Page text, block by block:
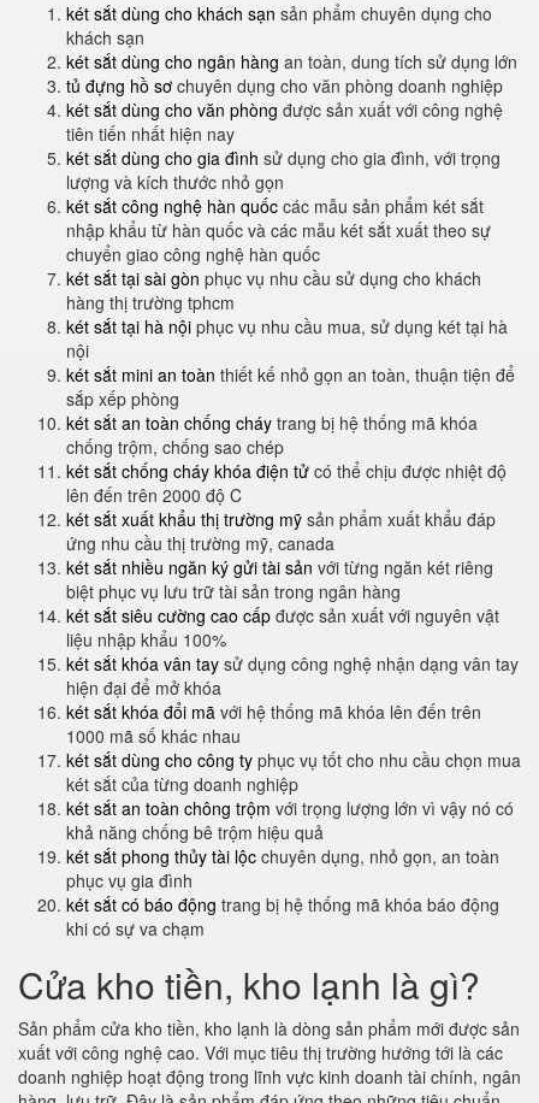
két sắt dùng cho khách sạn sản phẩm chuyên dụng cho
khách sạn
két sắt dùng cho ngân hàng an toàn, dung tích sử dụng lớn
tủ đựng hồ sơ chuyên dụng cho văn phòng doanh nghiệp
két sắt dùng cho văn phòng được sản xuất với công nghệ
tiên tiến nhất hiện nay
két sắt dùng cho gia đình sử dụng cho gia đình, với trọng
lượng và kích thước nhỏ gọn
két sắt công nghệ hàn quốc các mẫu sản phẩm két sắt
nhập khẩu từ hàn quốc và các mẫu két sắt xuất theo sự
chuyển giao công nghệ hàn quốc
két sắt tại sài gòn phục vụ nhu cầu sử dụng cho khách
hàng thị trường tphcm
két sắt tại hà nội phục vụ nhu cầu mua, sử dụng két tại hà
nội
két sắt mini an toàn thiết kế nhỏ gọn an toàn, thuận tiện để
sắp xếp phòng
két sắt an toàn chống cháy trang bị hệ thống mã khóa
chống trộm, chống sao chép
két sắt chống cháy khóa điện tử có thể chịu được nhiệt độ
lên đến trên 2000 độ C
két sắt xuất khẩu thị trường mỹ sản phẩm xuất khẩu đáp
ứng nhu cầu thị trường mỹ, canada
két sắt nhiều ngăn ký gửi tài sản với từng ngăn két riêng
biệt phục vụ lưu trữ tài sản trong ngân hàng
két sắt siêu cường cao cấp được sản xuất với nguyên vật
liệu nhập khẩu 100%
két sắt khóa vân tay sử dụng công nghệ nhận dạng vân tay
hiện đại để mở khóa
két sắt khóa đổi mã với hệ thống mã khóa lên đến trên
1000 mã số khác nhau
két sắt dùng cho công ty phục vụ tốt cho nhu cầu chọn mua
két sắt của từng doanh nghiệp
két sắt an toàn chông trộm với trọng lượng lớn vì vậy nó có
khả năng chống bê trộm hiệu quả
két sắt phong thủy tài lộc chuyên dụng, nhỏ gọn, an toàn
phục vụ gia đình
két sắt có báo động trang bị hệ thống mã khóa báo động
khi có sự va chạm
Cửa kho tiền, kho lạnh là gì?
Sản phẩm cửa kho tiền, kho lạnh là dòng sản phẩm mới được sản
xuất với công nghệ cao. Với mục tiêu thị trường hướng tới là các
doanh nghiệp hoạt động trong lĩnh vực kinh doanh tài chính, ngân